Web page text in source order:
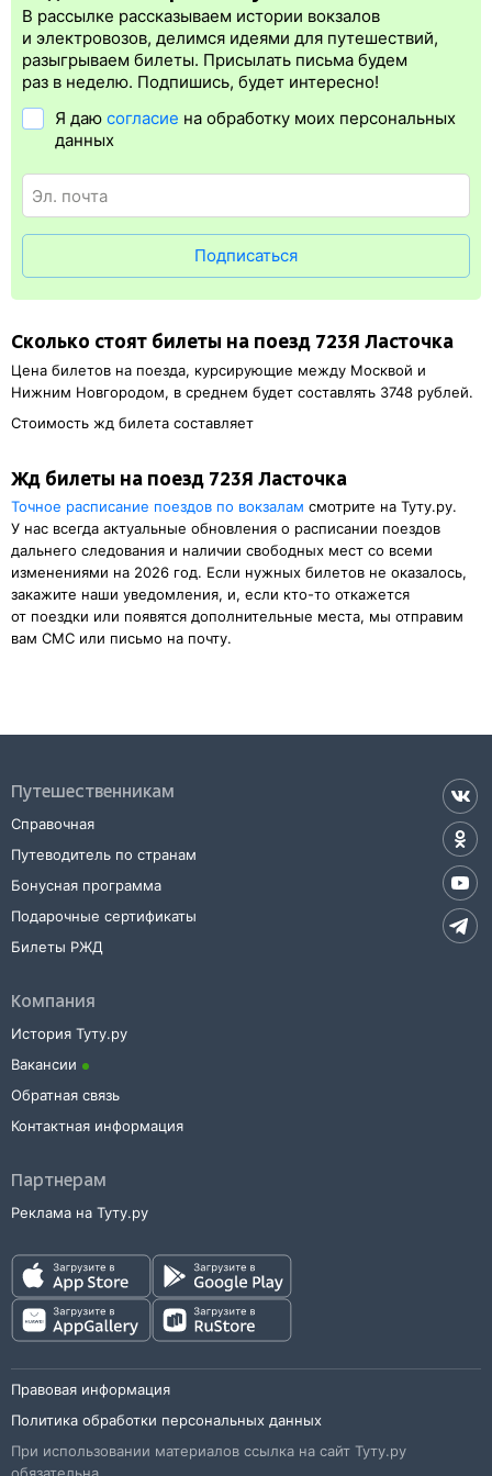
Электронная регистрацияпроизводитсясразупосле оплаты
билета.Электронная регистрация— это опция, которая
упрощает жизнь пассажиру. Её плюс в том, что не нужно ехать
регистрация доступна почти для всех заказов,исключение
составляют поезда
в электронном жд билете. А в случае отсутствия электронной
В рассылке рассказываем истории вокзалов
и электровозов, делимся идеями для путешествий,
разыгрываем билеты. Присылать письма будем
раз в неделю. Подпишись, будет интересно!
Я даю согласие на обработку моих персональных
данных
Подписаться
Сколько стоят билеты на поезд 723Я Ласточка
Цена билетов на поезда, курсирующие между Москвой и
Нижним Новгородом, в среднем будет составлять 3748 рублей.
Стоимость жд билета составляет
Жд билеты на поезд 723Я Ласточка
Точное расписание поездов по вокзалам смотрите на Туту.ру.
У нас всегда актуальные обновления о расписании поездов
дальнего следования и наличии свободных мест со всеми
изменениями на 2026 год. Если нужных билетов не оказалось,
закажите наши уведомления, и, если кто-то откажется
от поездки или появятся дополнительные места, мы отправим
вам СМС или письмо на почту.
Путешественникам
Справочная
Путеводитель по странам
Бонусная программа
Подарочные сертификаты
Билеты РЖД
Компания
История Туту.ру
Вакансии
Обратная связь
Контактная информация
Партнерам
Реклама на Туту.ру
Правовая информация
Политика обработки персональных данных
При использовании материалов ссылка на сайт Туту.ру